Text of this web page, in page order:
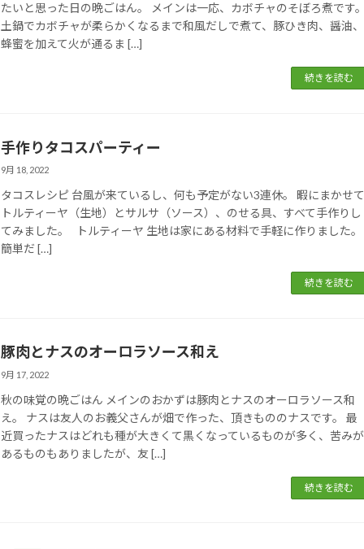
たいと思った日の晩ごはん。 メインは一応、カボチャのそぼろ煮です。
土鍋でカボチャが柔らかくなるまで和風だしで煮て、豚ひき肉、醤油、
蜂蜜を加えて火が通るま […]
続きを読む
手作りタコスパーティー
9月 18, 2022
タコスレシピ 台風が来ているし、何も予定がない3連休。 暇にまかせて
トルティーヤ（生地）とサルサ（ソース）、のせる具、すべて手作りし
てみました。 トルティーヤ 生地は家にある材料で手軽に作りました。
簡単だ […]
続きを読む
豚肉とナスのオーロラソース和え
9月 17, 2022
秋の味覚の晩ごはん メインのおかずは豚肉とナスのオーロラソース和
え。 ナスは友人のお義父さんが畑で作った、頂きもののナスです。 最
近買ったナスはどれも種が大きくて黒くなっているものが多く、苦みが
あるものもありましたが、友 […]
続きを読む